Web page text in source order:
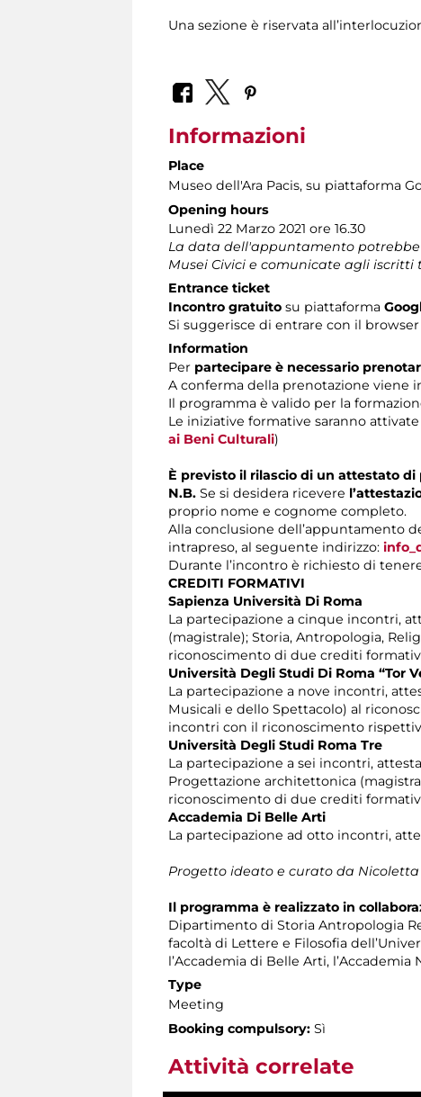
Una sezione è riservata
Informazioni
Place
Museo dell'Ara Pacis, su piattaforma
Opening hours
Lunedì 22 Marzo 2021 ore 16.30
La data dell'appuntamento
Musei Civici e comunicate agli iscritti
Entrance ticket
Incontro gratuito su piattaforma
Si suggerisce di entrare con il
Information
Per partecipare è necessario
A conferma della prenotazione viene
Il programma è valido per la
Le iniziative formative saranno
ai Beni Culturali)
È previsto il rilascio di un attestato
N.B. Se si desidera ricevere
proprio nome e cognome completo.
Alla conclusione dell’appuntamento
intrapreso, al seguente indirizzo:
Durante l’incontro è richiesto di
CREDITI FORMATIVI
Sapienza Università Di Roma
La partecipazione a cinque incontri,
(magistrale); Storia, Antropologia,
riconoscimento di due crediti
Università Degli Studi Di Roma “Tor
La partecipazione a nove incontri,
Musicali e dello Spettacolo) al
incontri con il riconoscimento
Università Degli Studi Roma Tre
La partecipazione a sei incontri,
Progettazione architettonica
riconoscimento di due crediti
Accademia Di Belle Arti
La partecipazione ad otto incontri,
Progetto ideato e curato da
Il programma è realizzato in
Dipartimento di Storia Antropologia
facoltà di Lettere e Filosofia
l’Accademia di Belle Arti,
Type
Meeting
Booking compulsory: Sì
Attività correlate